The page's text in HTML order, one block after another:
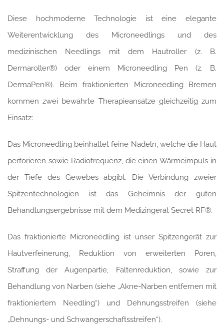
Diese hochmoderne Technologie ist eine elegante
Weiterentwicklung des Microneedlings und des
medizinischen Needlings mit dem Hautroller (z. B.
Dermaroller®) oder einem Microneedling Pen (z. B.
DermaPen®). Beim fraktionierten Microneedling Bremen
kommen zwei bewährte Therapieansätze gleichzeitig zum
Einsatz:
Das Microneedling beinhaltet feine Nadeln, welche die Haut
perforieren sowie Radiofrequenz, die einen Wärmeimpuls in
der Tiefe des Gewebes abgibt. Die Verbindung zweier
Spitzentechnologien ist das Geheimnis der guten
Behandlungsergebnisse mit dem Medizingerät Secret RF®.
Das fraktionierte Microneedling ist unser Spitzengerät zur
Hautverfeinerung, Reduktion von erweiterten Poren,
Straffung der Augenpartie, Faltenreduktion, sowie zur
Behandlung von Narben (siehe „Akne-Narben entfernen mit
fraktioniertem Needling“) und Dehnungsstreifen (siehe
„Dehnungs- und Schwangerschaftsstreifen“).